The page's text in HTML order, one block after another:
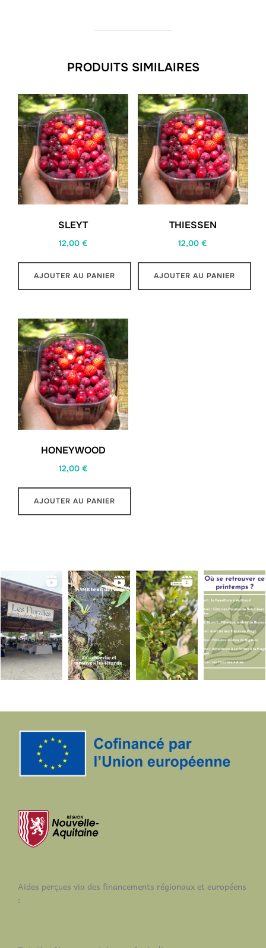
PRODUITS SIMILAIRES
SLEYT
12,00 €
AJOUTER AU PANIER
THIESSEN
12,00€
AJOUTER AU PANIER
HONEYWOOD
12,00 €
AJOUTER AU PANIER
Aides perçues via des financements régionaux et européens
: